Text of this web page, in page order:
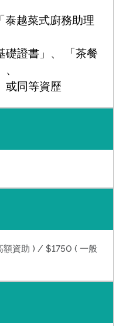
泰越菜式廚務助理
礎證書」、 「茶餐
或同等資歷
資助 ) / $1750 ( 一般